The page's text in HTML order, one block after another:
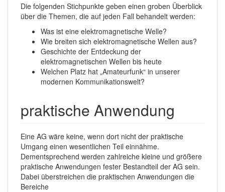
Die folgenden Stichpunkte geben einen groben Überblick
über die Themen, die auf jeden Fall behandelt werden:
Was ist eine elektromagnetische Welle?
Wie breiten sich elektromagnetische Wellen aus?
Geschichte der Entdeckung der
elektromagnetischen Wellen bis heute
Welchen Platz hat „Amateurfunk“ in unserer
modernen Kommunikationswelt?
praktische Anwendung
Eine AG wäre keine, wenn dort nicht der praktische
Umgang einen wesentlichen Teil einnähme.
Dementsprechend werden zahlreiche kleine und größere
praktische Anwendungen fester Bestandteil der AG sein.
Dabei überstreichen die praktischen Anwendungen die
Bereiche